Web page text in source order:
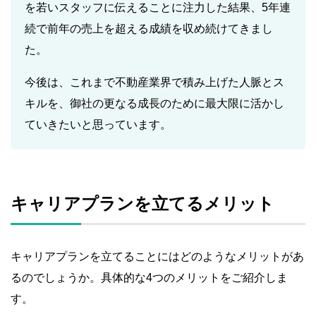
を若いスタッフに伝えることに注力した結果、5年連
続で前年の売上を超える成績を収め続けてきまし
た。
今後は、これまで不動産業界で積み上げた人脈とス
キルを、御社の更なる成長のために最大限に活かし
ていきたいと思っています。
キャリアプランを立てるメリット
キャリアプランを立てることにはどのようなメリットがあ
るのでしょうか。具体的な4つのメリットをご紹介しま
す。